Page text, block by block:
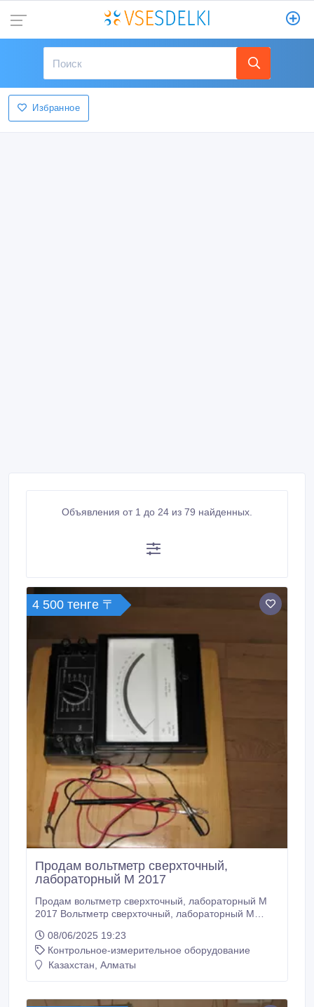
Избранное
Объявления от 1 до 24 из 79 найденных.
4 500 тенге 〒
Продам вольтметр сверхточный,
лабораторный М 2017
Продам вольтметр сверхточный, лабораторный М
2017 Вольтметр сверхточный, лабораторный М
68mV 02 ГОСТ 8711-60 Цена 4500 тенге. Торг
уместен. +7-705-965-34-44, +7-775-299-50-32.
08/06/2025 19:23
Контрольное-измерительное оборудование
Казахстан, Алматы